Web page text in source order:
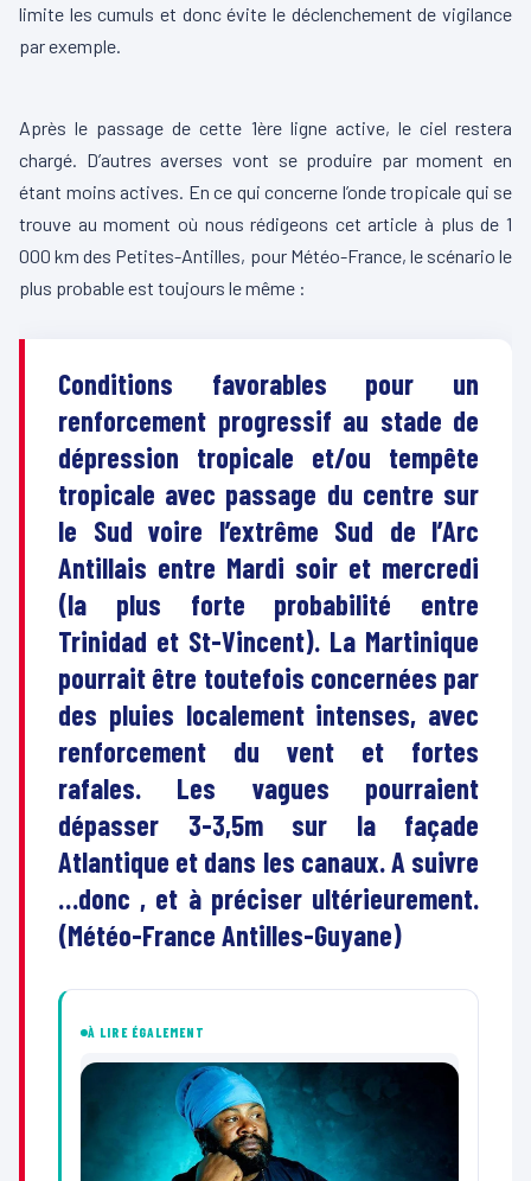
limite les cumuls et donc évite le déclenchement de vigilance
par exemple.
e
c
t
e
u
r
Après le passage de cette 1ère ligne active, le ciel restera
chargé. D’autres averses vont se produire par moment en
étant moins actives. En ce qui concerne l’onde tropicale qui se
trouve au moment où nous rédigeons cet article à plus de 1
000 km des Petites-Antilles, pour Météo-France, le scénario le
plus probable est toujours le même :
Conditions favorables pour un
renforcement progressif au stade de
dépression tropicale et/ou tempête
tropicale avec passage du centre sur
le Sud voire l’extrême Sud de l’Arc
Antillais entre Mardi soir et mercredi
(la plus forte probabilité entre
Trinidad et St-Vincent). La Martinique
pourrait être toutefois concernées par
des pluies localement intenses, avec
renforcement du vent et fortes
rafales. Les vagues pourraient
dépasser 3-3,5m sur la façade
Atlantique et dans les canaux. A suivre
…donc , et à préciser ultérieurement.
(Météo-France Antilles-Guyane)
À LIRE ÉGALEMENT